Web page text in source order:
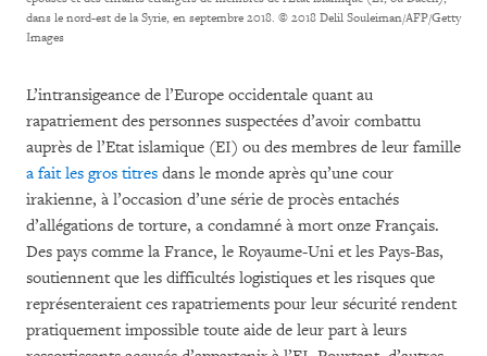
dans le nord-est de la Syrie, en septembre 2018. © 2018 Delil Souleiman/AFP/Getty
Images
L’intransigeance de l’Europe occidentale quant au
rapatriement des personnes suspectées d’avoir combattu
auprès de l’Etat islamique (EI) ou des membres de leur famille
a fait les gros titres dans le monde après qu’une cour
irakienne, à l’occasion d’une série de procès entachés
d’allégations de torture, a condamné à mort onze Français.
Des pays comme la France, le Royaume-Uni et les Pays-Bas,
soutiennent que les difficultés logistiques et les risques que
représenteraient ces rapatriements pour leur sécurité rendent
pratiquement impossible toute aide de leur part à leurs